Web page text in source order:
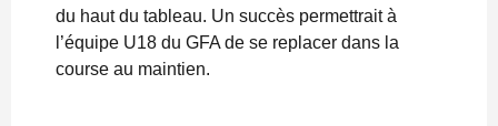
du haut du tableau. Un succès permettrait à
l’équipe U18 du GFA de se replacer dans la
course au maintien.